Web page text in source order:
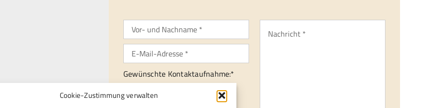
Cookie-Zustimmung verwalten
Maps Ihre Einwilligung
finden Sie unter
Gewünschte Kontaktaufnahme:*
Per E-Mail
Telefonisch
Per Post